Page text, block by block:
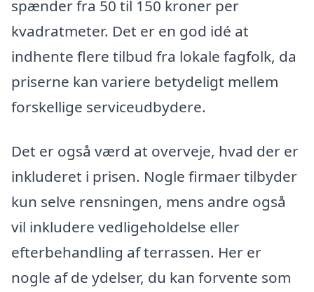
spænder fra 50 til 150 kroner per
kvadratmeter. Det er en god idé at
indhente flere tilbud fra lokale fagfolk, da
priserne kan variere betydeligt mellem
forskellige serviceudbydere.
Det er også værd at overveje, hvad der er
inkluderet i prisen. Nogle firmaer tilbyder
kun selve rensningen, mens andre også
vil inkludere vedligeholdelse eller
efterbehandling af terrassen. Her er
nogle af de ydelser, du kan forvente som